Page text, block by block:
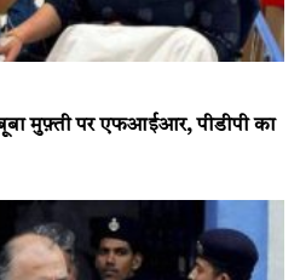
मुफ़्ती पर एफआईआर, पीडीपी का